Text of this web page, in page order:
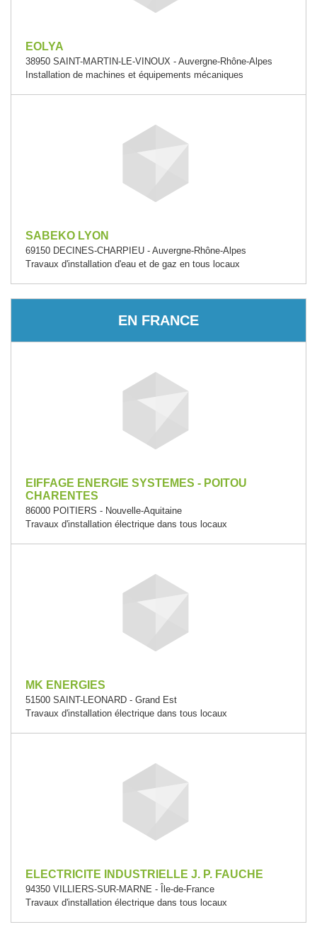
EOLYA
38950 SAINT-MARTIN-LE-VINOUX - Auvergne-Rhône-Alpes
Installation de machines et équipements mécaniques
SABEKO LYON
69150 DECINES-CHARPIEU - Auvergne-Rhône-Alpes
Travaux d'installation d'eau et de gaz en tous locaux
EN FRANCE
EIFFAGE ENERGIE SYSTEMES - POITOU
CHARENTES
86000 POITIERS - Nouvelle-Aquitaine
Travaux d'installation électrique dans tous locaux
MK ENERGIES
51500 SAINT-LEONARD - Grand Est
Travaux d'installation électrique dans tous locaux
ELECTRICITE INDUSTRIELLE J. P. FAUCHE
94350 VILLIERS-SUR-MARNE - Île-de-France
Travaux d'installation électrique dans tous locaux